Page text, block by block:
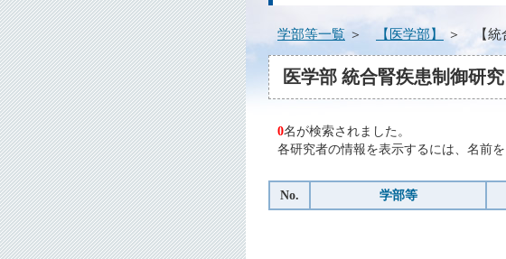
学部等一覧 ＞ 【医学部】 ＞ 【統
医学部 統合腎疾患制御研
0名が検索されました。
各研究者の情報を表示するには、名前を
No. 学部等